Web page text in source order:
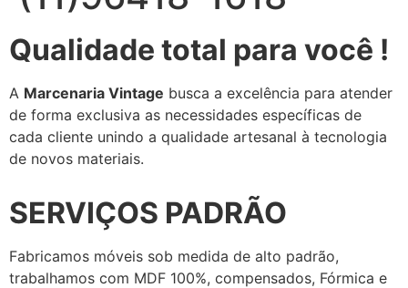
Qualidade total para você !
A Marcenaria Vintage busca a excelência para atender
de forma exclusiva as necessidades específicas de
cada cliente unindo a qualidade artesanal à tecnologia
de novos materiais.
SERVIÇOS PADRÃO
Fabricamos móveis sob medida de alto padrão,
trabalhamos com MDF 100%, compensados, Fórmica e